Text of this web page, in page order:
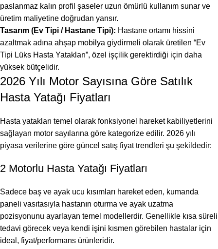
paslanmaz kalın profil şaseler uzun ömürlü kullanım sunar ve
üretim maliyetine doğrudan yansır.
Tasarım (Ev Tipi / Hastane Tipi): Hastane ortamı hissini
azaltmak adına ahşap mobilya giydirmeli olarak üretilen “Ev
Tipi Lüks Hasta Yatakları”, özel işçilik gerektirdiği için daha
yüksek bütçelidir.
2026 Yılı Motor Sayısına Göre Satılık
Hasta Yatağı Fiyatları
Hasta yatakları temel olarak fonksiyonel hareket kabiliyetlerini
sağlayan motor sayılarına göre kategorize edilir. 2026 yılı
piyasa verilerine göre güncel satış fiyat trendleri şu şekildedir:
2 Motorlu Hasta Yatağı Fiyatları
Sadece baş ve ayak ucu kısımları hareket eden, kumanda
paneli vasıtasıyla hastanın oturma ve ayak uzatma
pozisyonunu ayarlayan temel modellerdir. Genellikle kısa süreli
tedavi görecek veya kendi işini kısmen görebilen hastalar için
ideal, fiyat/performans ürünleridir.